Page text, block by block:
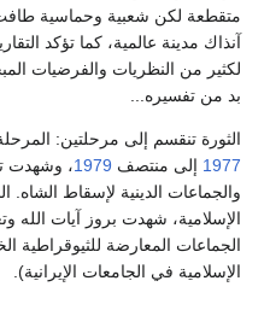
متقطعة لكن شعبية وحماسية
آنذاك مدينة عالمية، كما تؤكد
لكثير من النظريات والفرضيات
بد من تفسيره...
الثورة تنقسم إلى مرحلتين:
1977 إلى منتصف 1979، وشهدت
والجماعات الدينية لإسقاط الشاه.
الإسلامية، شهدت بروز آيات الله
الجماعات المعارضة للثيوقراطية
الإسلامية في الجامعات الإيرانية).